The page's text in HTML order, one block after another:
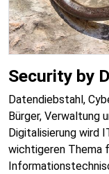
Security by
Datendiebstahl,
Bürger, Verwaltung
Digitalisierung wird
wichtigeren Thema